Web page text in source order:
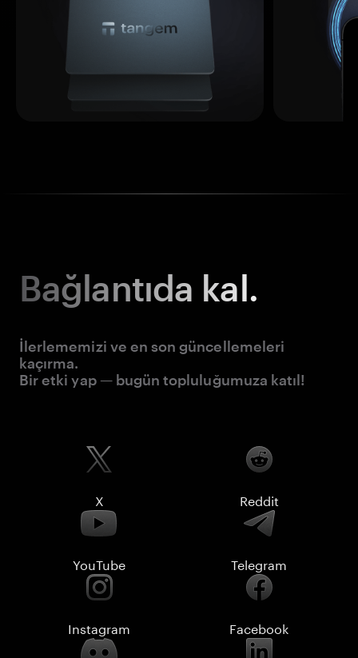
Bağlantıda kal.
İlerlememizi ve en son güncellemeleri
kaçırma.
Bir etki yap — bugün topluluğumuza katıl!
X Reddit
YouTube Telegram
Instagram Facebook